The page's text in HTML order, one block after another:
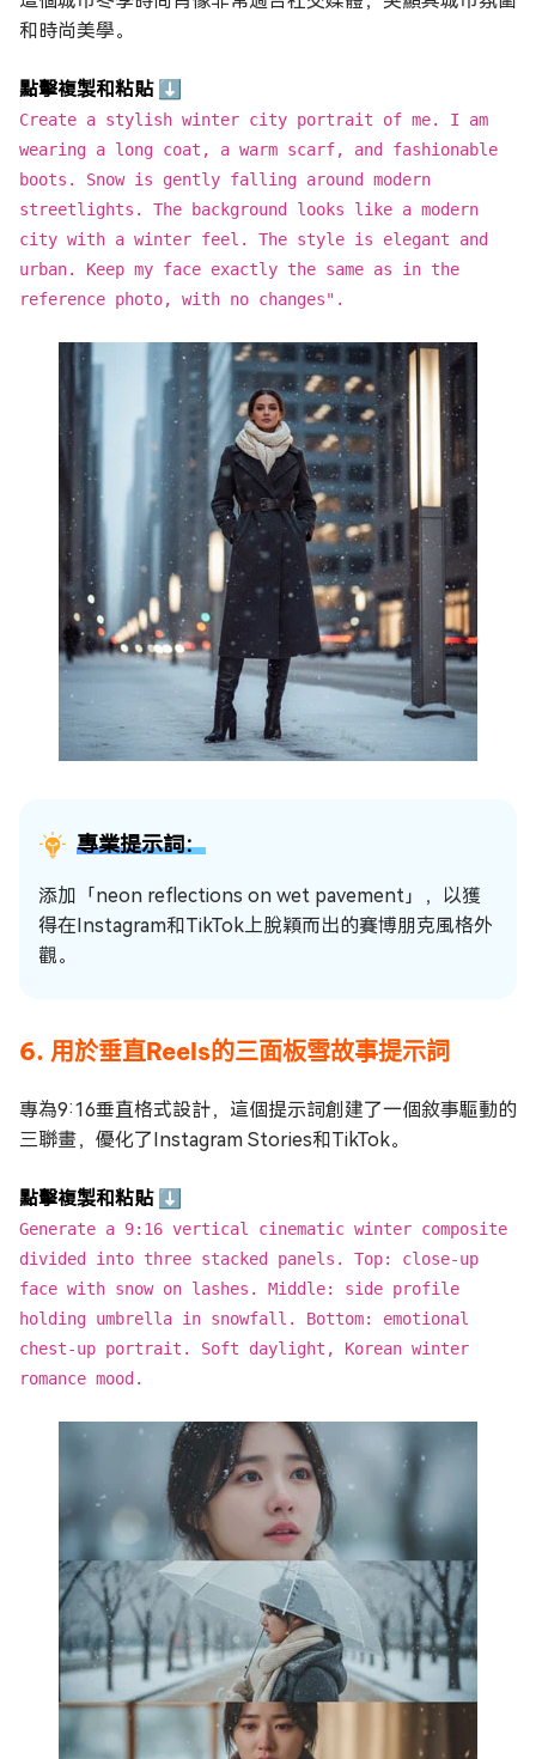
和時尚美學。
點擊複製和粘貼 ⬇
Create a stylish winter city portrait of me. I am
wearing a long coat, a warm scarf, and fashionable
boots. Snow is gently falling around modern
streetlights. The background looks like a modern
city with a winter feel. The style is elegant and
urban. Keep my face exactly the same as in the
reference photo, with no changes".
專業提示詞：
添加「neon reflections on wet pavement」，以獲
得在Instagram和TikTok上脫穎而出的賽博朋克風格外
觀。
6. 用於垂直Reels的三面板雪故事提示詞
專為9:16垂直格式設計，這個提示詞創建了一個敘事驅動的
三聯畫，優化了Instagram Stories和TikTok。
點擊複製和粘貼 ⬇
Generate a 9:16 vertical cinematic winter composite
divided into three stacked panels. Top: close-up
face with snow on lashes. Middle: side profile
holding umbrella in snowfall. Bottom: emotional
chest-up portrait. Soft daylight, Korean winter
romance mood.